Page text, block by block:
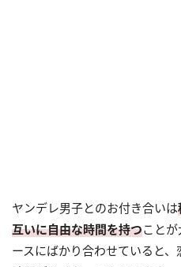
ヤンデレ男子とのお付き合いは
互いに自由な時間を持つこと
ースにばかり合わせていると